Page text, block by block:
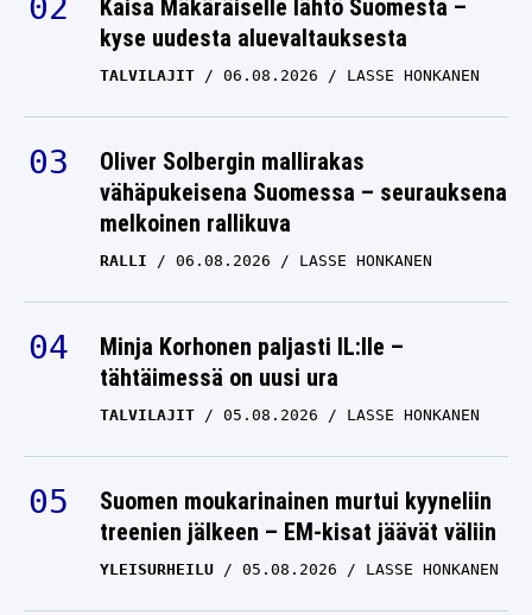
tikari Mikko Rantasen
selkään
NHL:n sisäpiiristä kova
väite: Mikko Rantanen
menettämässä
09.12.2025
LASSE HONKANEN
Nyt saatiin raju heitto
joukkuekaveristaan
JASON ROBERTSON
28.11.2025
LASSE HONKANEN
Kaisa Mäkäräiselle lähtö Suomesta –
kyse uudesta aluevaltauksesta
TALVILAJIT 06.08.2026 LASSE HONKANEN
Oliver Solbergin mallirakas
vähäpukeisena Suomessa – seurauksena
melkoinen rallikuva
RALLI 06.08.2026 LASSE HONKANEN
Minja Korhonen paljasti IL:lle –
tähtäimessä on uusi ura
TALVILAJIT 05.08.2026 LASSE HONKANEN
Suomen moukarinainen murtui kyyneliin
treenien jälkeen – EM-kisat jäävät väliin
YLEISURHEILU 05.08.2026 LASSE HONKANEN